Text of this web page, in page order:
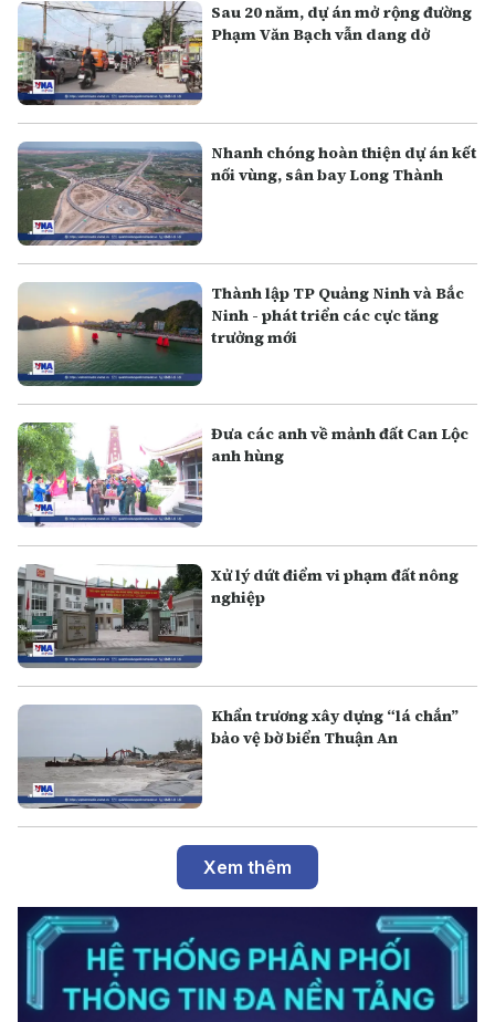
Sau 20 năm, dự án mở rộng đường
Phạm Văn Bạch vẫn dang dở
Nhanh chóng hoàn thiện dự án kết
nối vùng, sân bay Long Thành
Thành lập TP Quảng Ninh và Bắc
Ninh - phát triển các cực tăng
trưởng mới
Đưa các anh về mảnh đất Can Lộc
anh hùng
Xử lý dứt điểm vi phạm đất nông
nghiệp
Khẩn trương xây dựng “lá chắn”
bảo vệ bờ biển Thuận An
Xem thêm